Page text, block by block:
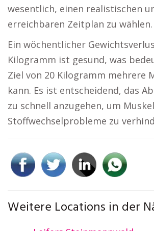
wesentlich, einen realistischen
erreichbaren Zeitplan zu wählen.
Ein wöchentlicher
Kilogramm ist gesund, was
Ziel von 20 Kilogramm mehrere
kann. Es ist entscheidend, das
zu schnell anzugehen, um
Stoffwechselprobleme zu
Weitere Locations in der